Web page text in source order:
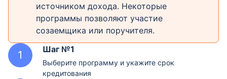
источником дохода. Некоторые
программы позволяют участие
созаемщика или поручителя.
Шаг №1
Выберите программу и укажите срок
кредитования